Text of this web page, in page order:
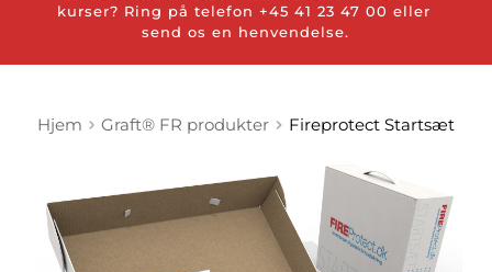
kurser? Ring på telefon +45 41 23 47 00
send os en henvendelse.
Hjem Graft® FR produkter Fireprotect Startsæt